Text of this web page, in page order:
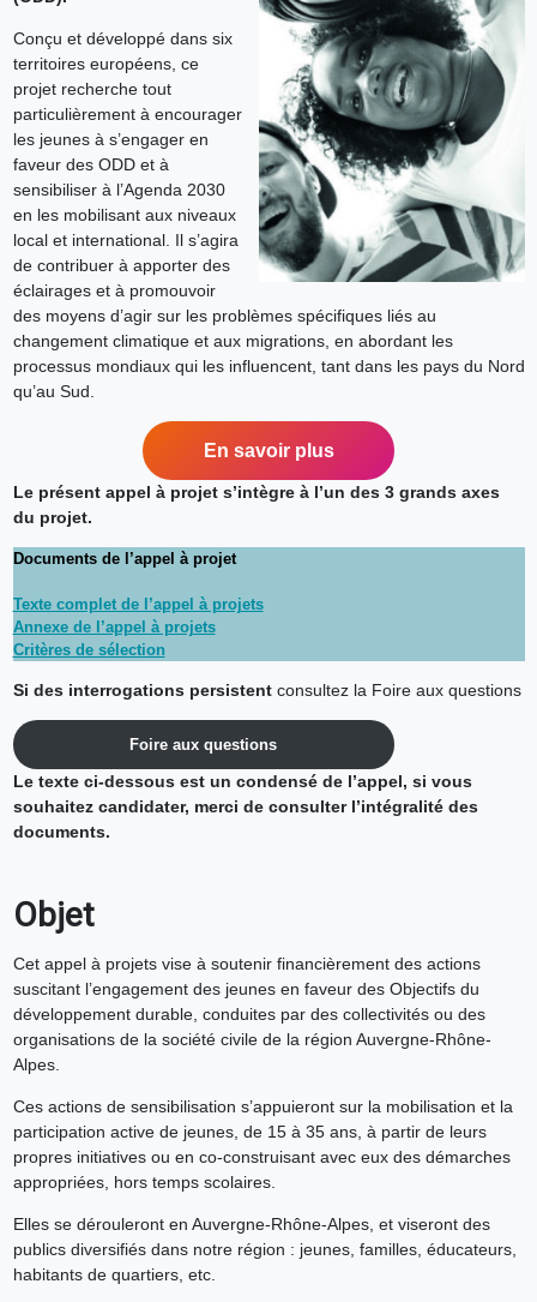
Conçu et développé dans six
territoires européens, ce
projet recherche tout
particulièrement à encourager
les jeunes à s’engager en
faveur des ODD et à
sensibiliser à l’Agenda 2030
en les mobilisant aux niveaux
local et international. Il s’agira
de contribuer à apporter des
éclairages et à promouvoir
des moyens d’agir sur les problèmes spécifiques liés au
changement climatique et aux migrations, en abordant les
processus mondiaux qui les influencent, tant dans les pays du Nord
qu’au Sud.
En savoir plus
Le présent appel à projet s’intègre à l’un des 3 grands axes
du projet.
Documents de l’appel à projet
Texte complet de l’appel à projets
Annexe de l’appel à projets
Critères de sélection
Si des interrogations persistentconsultez la Foire aux questions
Foire aux questions
Le texte ci-dessous est un condensé de l’appel, si vous
souhaitez candidater, merci de consulter l’intégralité des
documents.
Objet
Cet appel à projets vise à soutenir financièrement des actions
suscitant l’engagement des jeunes en faveur des Objectifs du
développement durable, conduites par des collectivités ou des
organisations de la société civile de la région Auvergne-Rhône-
Alpes.
Ces actions de sensibilisation s’appuieront sur la mobilisation et la
participation active de jeunes, de 15 à 35 ans, à partir de leurs
propres initiatives ou en co-construisant avec eux des démarches
appropriées, hors temps scolaires.
Elles se dérouleront en Auvergne-Rhône-Alpes, et viseront des
publics diversifiés dans notre région : jeunes, familles, éducateurs,
habitants de quartiers, etc.